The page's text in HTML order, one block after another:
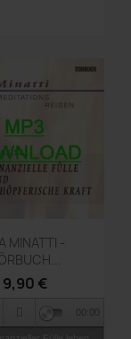
Vorschau
MINATTI -
9,90 €
00:00